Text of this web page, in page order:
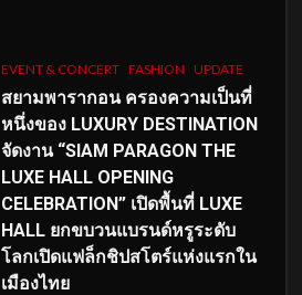
EVENT & CONCERT FASHION UPDATE
สยามพารากอน ครองความเป็นที่
หนึ่งของ LUXURY DESTINATION
จัดงาน “SIAM PARAGON THE
LUXE HALL OPENING
CELEBRATION” เปิดพื้นที่ LUXE
HALL ยกขบวนแบรนด์หรูระดับ
โลกเปิดแฟล็กชิปสโตร์แห่งแรกใน
เมืองไทย